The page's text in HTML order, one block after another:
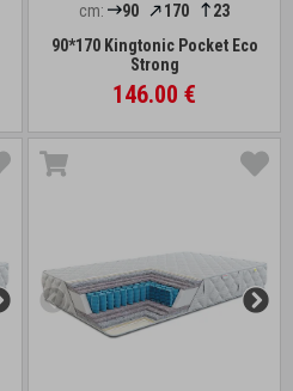
cm: 90 170
23
90*170 Kingtonic Pocket Eco
Strong
146.00 €